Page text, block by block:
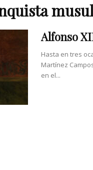
Alfonso
Hasta en tres
Martínez
en el...